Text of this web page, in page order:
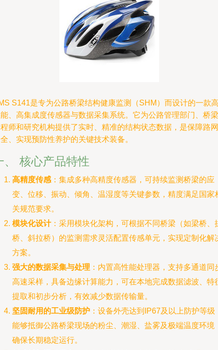
S141是专为公路桥梁结构健康监测（SHM）而设计的一款
、高集成度传感器与数据采集系统。它为公路管理部门、桥梁
师和研究机构提供了实时、精准的结构状态数据，是保障路网
、实现预防性养护的关键技术装备。
、 核心产品特性
高精度传感 ：集成多种高精度传感器，可持续监测桥梁的应
变、位移、振动、倾角、温湿度等关键参数，精度满足国家
关规范要求。
模块化设计：采用模块化架构，可根据不同桥梁（如梁桥、
桥、斜拉桥）的监测需求灵活配置传感单元，实现定制化解
方案。
强大的数据采集与处理 ：内置高性能处理器，支持多通道同
高速采样，具备边缘计算能力，可在本地完成数据滤波、特
提取和初步分析，有效减少数据传输量。
坚固耐用的工业级防护 ：设备外壳达到IP67及以上防护等级
能够抵御公路桥梁现场的粉尘、潮湿、盐雾及极端温度环境
确保长期稳定运行。